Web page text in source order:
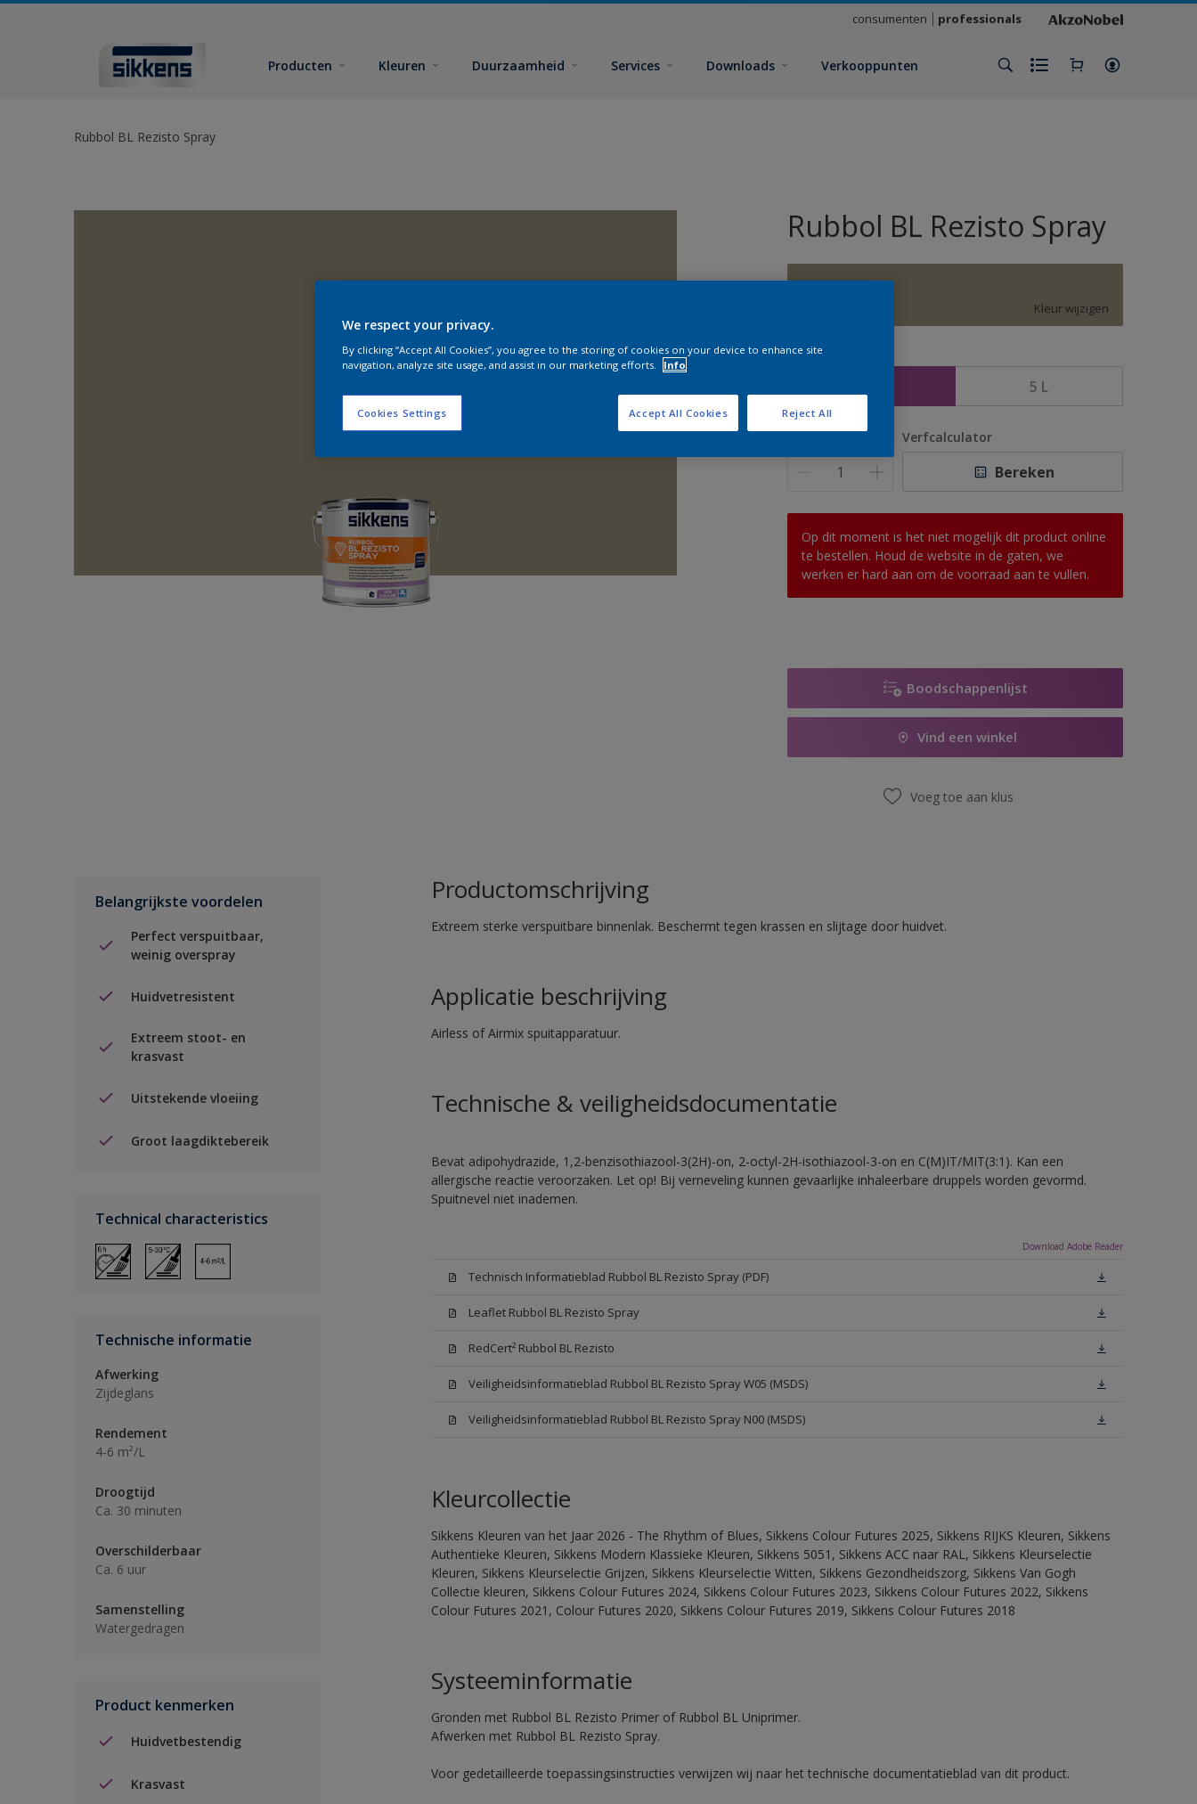
consumenten professionals
Producten Kleuren Duurzaamheid Services Downloads Verkooppunten
Rubbol BL Rezisto Spray
Rubbol BL Rezisto Spray
Kleur wijzigen
Grootte
5 L
Aantal Verfcalculator
Bereken
Op dit moment is het niet mogelijk dit product online
te bestellen. Houd de website in de gaten, we
werken er hard aan om de voorraad aan te vullen.
Boodschappenlijst
Vind een winkel
Voeg toe aan klus
Belangrijkste voordelen
Perfect verspuitbaar,
weinig overspray
Huidvetresistent
Extreem stoot- en
krasvast
Uitstekende vloeiing
Groot laagdiktebereik
Technical characteristics
Technische informatie
Afwerking
Zijdeglans
Rendement
4-6 m²/L
Droogtijd
Ca. 30 minuten
Overschilderbaar
Ca. 6 uur
Samenstelling
Watergedragen
Product kenmerken
Huidvetbestendig
Krasvast
Productomschrijving
Extreem sterke verspuitbare binnenlak. Beschermt tegen krassen en slijtage door huidvet.
Applicatie beschrijving
Airless of Airmix spuitapparatuur.
Technische & veiligheidsdocumentatie
Bevat adipohydrazide, 1,2-benzisothiazool-3(2H)-on, 2-octyl-2H-isothiazool-3-on en C(M)IT/MIT(3:1). Kan een
allergische reactie veroorzaken. Let op! Bij verneveling kunnen gevaarlijke inhaleerbare druppels worden gevormd.
Spuitnevel niet inademen.
Download Adobe Reader
Technisch Informatieblad Rubbol BL Rezisto Spray (PDF)
Leaflet Rubbol BL Rezisto Spray
RedCert² Rubbol BL Rezisto
Veiligheidsinformatieblad Rubbol BL Rezisto Spray W05 (MSDS)
Veiligheidsinformatieblad Rubbol BL Rezisto Spray N00 (MSDS)
Kleurcollectie
Sikkens Kleuren van het Jaar 2026 - The Rhythm of Blues, Sikkens Colour Futures 2025, Sikkens RIJKS Kleuren, Sikkens
Authentieke Kleuren, Sikkens Modern Klassieke Kleuren, Sikkens 5051, Sikkens ACC naar RAL, Sikkens Kleurselectie
Kleuren, Sikkens Kleurselectie Grijzen, Sikkens Kleurselectie Witten, Sikkens Gezondheidszorg, Sikkens Van Gogh
Collectie kleuren, Sikkens Colour Futures 2024, Sikkens Colour Futures 2023, Sikkens Colour Futures 2022, Sikkens
Colour Futures 2021, Colour Futures 2020, Sikkens Colour Futures 2019, Sikkens Colour Futures 2018
Systeeminformatie
Gronden met Rubbol BL Rezisto Primer of Rubbol BL Uniprimer.
Afwerken met Rubbol BL Rezisto Spray.
Voor gedetailleerde toepassingsinstructies verwijzen wij naar het technische documentatieblad van dit product.
We respect your privacy.
By clicking “Accept All Cookies”, you agree to the storing of cookies on your device to enhance site
navigation, analyze site usage, and assist in our marketing efforts.
Info
Cookies Settings Reject All
Accept All Cookies